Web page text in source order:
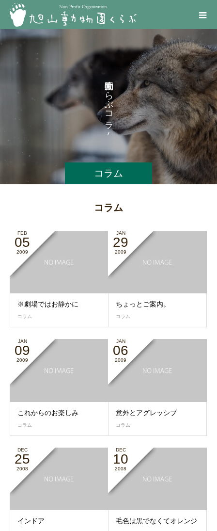
コラム
く
ら
ぶ
コ
ラ
ム
コラム
FEB
05
2009
※劇場ではお静かに
コラム
JAN
29
2009
ちょっとご案内。
コラム
JAN
09
2009
これからのお楽しみ
コラム
JAN
06
2009
意外とアグレッシブ
コラム
DEC
25
2008
インドア
DEC
10
2008
毛色は黒でなくてオレンジ